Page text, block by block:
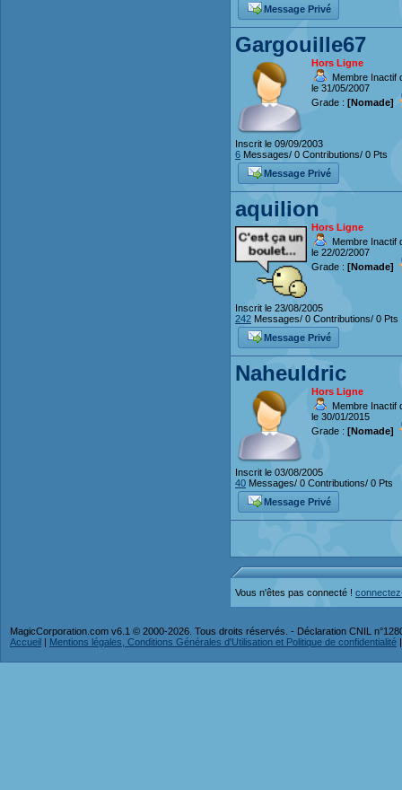
Message Privé
Gargouille67
Hors Ligne
Membre Inactif
le 31/05/2007
Grade : [Nomade]
Inscrit le 09/09/2003
6 Messages/ 0 Contributions/ 0 Pts
Message Privé
aquilion
Hors Ligne
Membre Inactif
le 22/02/2007
Grade : [Nomade]
Inscrit le 23/08/2005
242 Messages/ 0 Contributions/ 0 Pts
Message Privé
Naheuldric
Hors Ligne
Membre Inactif
le 30/01/2015
Grade : [Nomade]
Inscrit le 03/08/2005
40 Messages/ 0 Contributions/ 0 Pts
Message Privé
Vous n'êtes pas connecté !
MagicCorporation.com v6.1 © 2000-2026. Tous droits réservés. - Déclaration CNIL
Accueil | Mentions légales, Conditions Générales d'Utilisation et Politique de confidentialité